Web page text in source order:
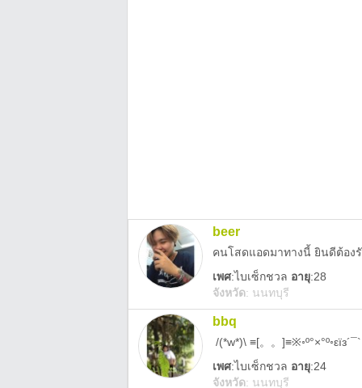
beer
คนโสดแอดมาทางนี้ ยินดีต้อง
เพศ:ไบเซ็กชวล อายุ:28
จังหวัด: นนทบุรี
bbq
/(*w*)\ ≡[。。
เพศ:ไบเซ็กชวล อายุ:24
จังหวัด: นนทบุรี